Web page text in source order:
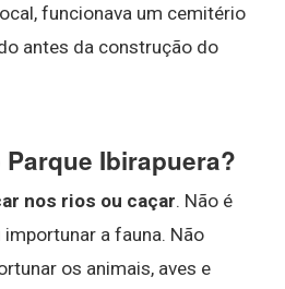
funcionava um cemitério
antes da construção do
Ibirapuera?
nos rios ou caçar. Não é
a fauna. Não
os animais, aves e